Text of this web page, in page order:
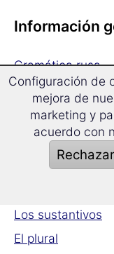
Información
Gramática rusa
El idioma ruso
Alfabeto cirílico
Ortografía
Sustantivos
Los sustantivos
El plural
Configuración de
mejora de
marketing y
acuerdo con